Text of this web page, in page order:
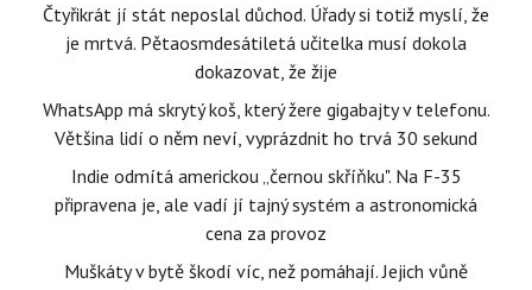
Čtyřikrát jí stát neposlal důchod. Úřady si totiž myslí, že
je mrtvá. Pětaosmdesátiletá učitelka musí dokola
dokazovat, že žije
WhatsApp má skrytý koš, který žere gigabajty v telefonu.
Většina lidí o něm neví, vyprázdnit ho trvá 30 sekund
Indie odmítá americkou „černou skříňku". Na F-35
připravena je, ale vadí jí tajný systém a astronomická
cena za provoz
Muškáty v bytě škodí víc, než pomáhají. Jejich vůně